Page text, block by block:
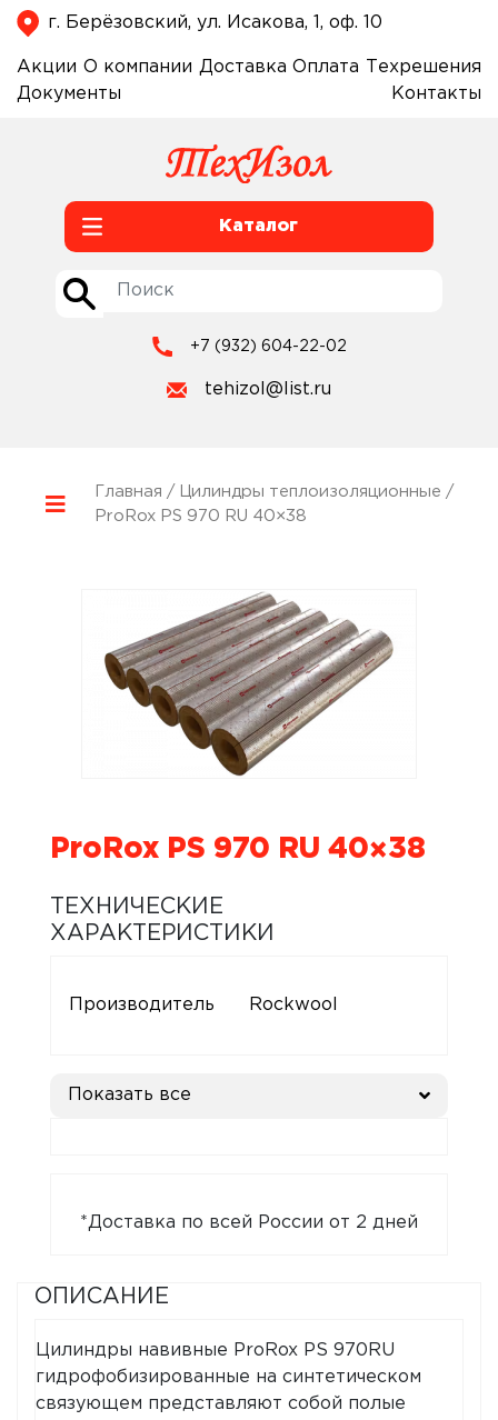
г. Берёзовский, ул. Исакова, 1, оф. 10
Акции О компании Доставка Оплата
Техрешения
Документы
Контакты
Каталог
+7 (932) 604-22-02
tehizol@list.ru
Главная / Цилиндры теплоизоляционные /
ProRox PS 970 RU 40×38
ProRox PS 970 RU 40×38
ТЕХНИЧЕСКИЕ
ХАРАКТЕРИСТИКИ
Производитель Rockwool
Показать все
*Доставка по всей России от 2 дней
ОПИСАНИЕ
Цилиндры навивные ProRox PS 970RU
гидрофобизированные на синтетическом
связующем представляют собой полые